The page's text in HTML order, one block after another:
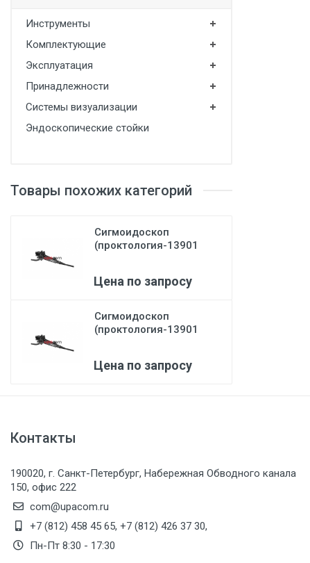
Инструменты
Комплектующие
Эксплуатация
Принадлежности
Системы визуализации
Эндоскопические стойки
Товары похожих категорий
Сигмоидоскоп
(проктология-13901
Цена по запросу
Сигмоидоскоп
(проктология-13901
Цена по запросу
Контакты
190020, г. Санкт-Петербург, Набережная Обводного канала
150, офис 222
com@upacom.ru
+7 (812) 458 45 65, +7 (812) 426 37 30,
Пн-Пт 8:30 - 17:30